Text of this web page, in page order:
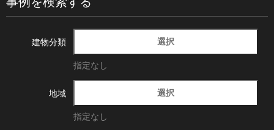
建物分類 選択
指定なし
地域 選択
指定なし